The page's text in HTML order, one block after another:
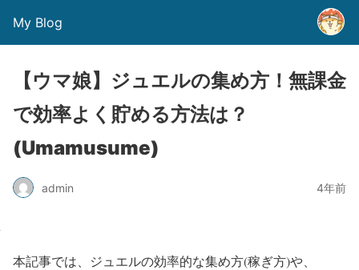
My Blog
【ウマ娘】ジュエルの集め方！無課金
で効率よく貯める方法は？
(Umamusume)
admin 4年前
本記事では、ジュエルの効率的な集め方(稼ぎ方)や、